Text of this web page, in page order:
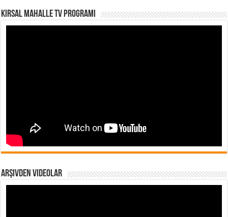
Kırsal Mahalle TV Programı
Arşivden Videolar